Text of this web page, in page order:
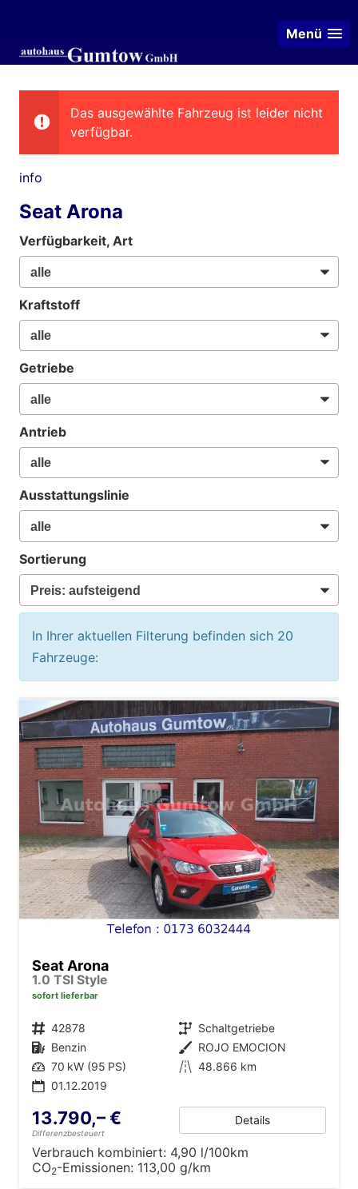
Menü
Das ausgewählte Fahrzeug ist leider nicht
verfügbar.
info
Seat Arona
Verfügbarkeit, Art
Kraftstoff
Getriebe
Antrieb
Ausstattungslinie
Sortierung
In Ihrer aktuellen Filterung befinden sich 20
Fahrzeuge:
Seat Arona
1.0 TSI Style
sofort lieferbar
Fahrzeugnr. 42878 Getriebe Schaltgetriebe
Kraftstoff Benzin Außenfarbe ROJO EMOCION
Leistung 70 kW (95 PS) Kilometerstand 48.866 km
01.12.2019
13.790,– €
Differenzbesteuert
Details
Verbrauch kombiniert: 4,90 l/100km
CO2-Emissionen: 113,00 g/km